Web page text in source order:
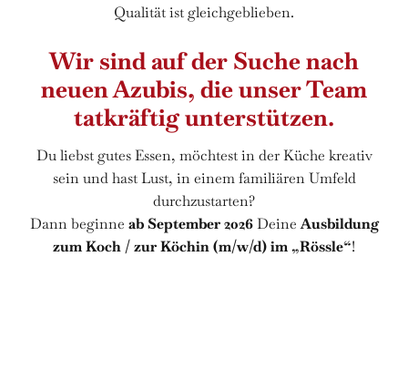
Qualität ist gleichgeblieben.
Wir sind auf der Suche nach
neuen Azubis, die unser Team
tatkräftig unterstützen.
Du liebst gutes Essen, möchtest in der Küche kreativ
sein und hast Lust, in einem familiären Umfeld
durchzustarten?
Dann beginne ab September 2026DeineAusbildung
zum Koch / zur Köchin (m/w/d) im „Rössle“!